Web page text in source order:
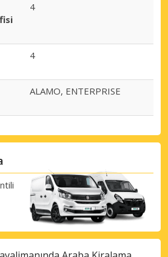
4
4
ALAMO, ENTERPRISE